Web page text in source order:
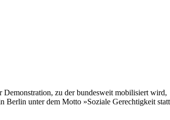
Demonstration, zu der bundesweit mobilisiert wird,
Berlin unter dem Motto »Soziale Gerechtigkeit statt